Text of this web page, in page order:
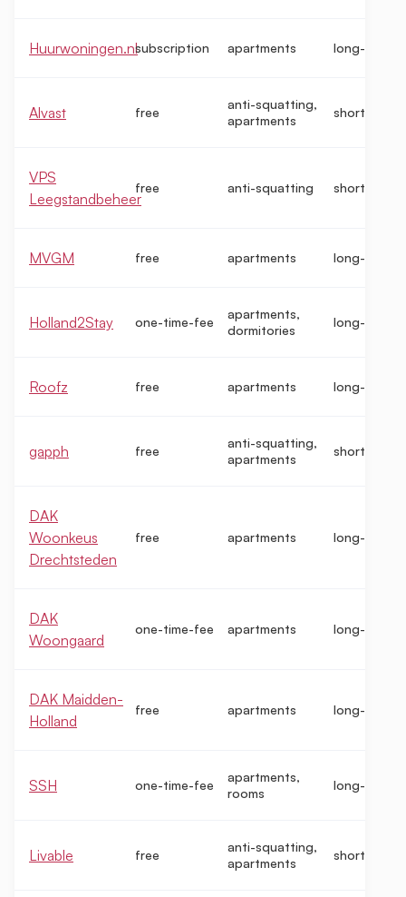
Huurwoningen.nlsubscription apartments long-term
Alvast free
anti-squatting,
apartments
short-term
VPS
Leegstandbeheer
free anti-squatting short-term
MVGM free apartments long-term
Holland2Stay one-time-fee
apartments,
dormitories
long-term
Roofz free apartments long-term
gapph free
anti-squatting,
apartments
short-term
DAK
Woonkeus
Drechtsteden
free apartments long-term
DAK
Woongaard
one-time-fee apartments long-term
DAK Maidden-
Holland
free apartments long-term
SSH one-time-fee
apartments,
rooms
long-term
Livable free
anti-squatting,
apartments
short-term